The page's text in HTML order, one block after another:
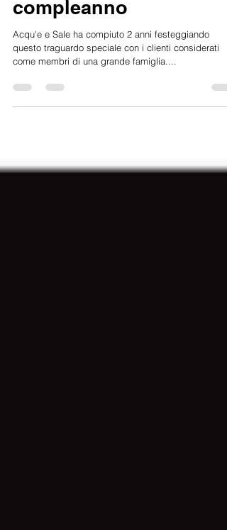
’Acqu’e Sale ha
festeggiato il suo
compleanno
questo traguardo speciale con i clienti considerati